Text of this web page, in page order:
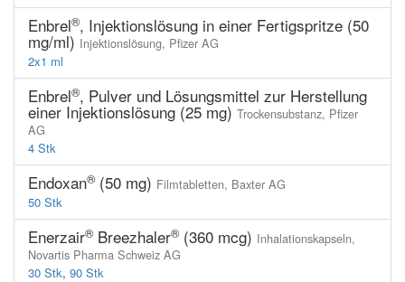
Enbrel®, Injektionslösung in einer Fertigspritze (50
mg/ml) Injektionslösung, Pfizer AG
2x1 ml
Enbrel®, Pulver und Lösungsmittel zur Herstellung
einer Injektionslösung (25 mg) Trockensubstanz, Pfizer
AG
4 Stk
Endoxan® (50 mg) Filmtabletten, Baxter AG
50 Stk
Enerzair® Breezhaler® (360 mcg) Inhalationskapseln,
Novartis Pharma Schweiz AG
30 Stk, 90 Stk